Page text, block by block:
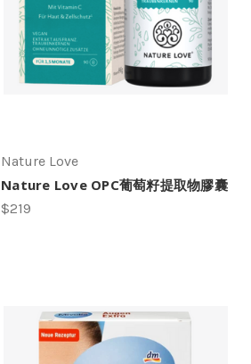
Nature Love
Nature Love OPC葡萄籽提取物膠囊
$219